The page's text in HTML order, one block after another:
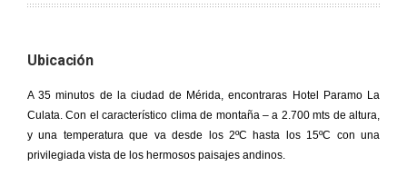
Ubicación
A 35 minutos de la ciudad de Mérida, encontraras Hotel Paramo La
Culata. Con el característico clima de montaña – a 2.700 mts de altura,
y una temperatura que va desde los 2ºC hasta los 15ºC con una
privilegiada vista de los hermosos paisajes andinos.